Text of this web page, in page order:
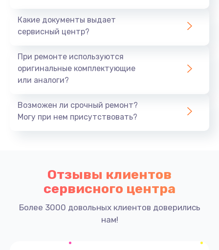
возвращен вам в идеальном состоянии.
Если ваш квадрокоптер нуждается в ремонте,
звоните по телефону +7 (343) 239-52-18 или
1 в Екатеринбурге. Мы готовы ответить на все
ваши вопросы и назначить удобное время для
сервисный центр, и мы поможем вашему
квадрокоптеру вновь подняться в воздух!
Какие документы выдает
сервисный центр?
При ремонте используются
оригинальные комплектующие
или аналоги?
Возможен ли срочный ремонт?
Могу при нем присутствовать?
Отзывы клиентов
сервисного центра
Более 3000 довольных клиентов доверились
нам!